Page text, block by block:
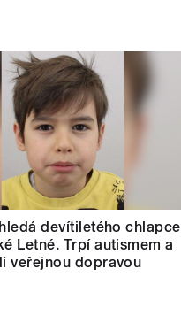
devítiletého chlapce
Letné. Trpí autismem a
veřejnou dopravou